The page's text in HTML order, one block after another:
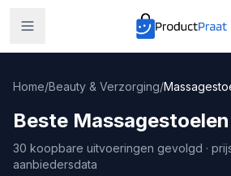
Home/Beauty & Verzorging/
Beste
30 koopbare uitvoeringen gevolgd ·
aanbiedersdata